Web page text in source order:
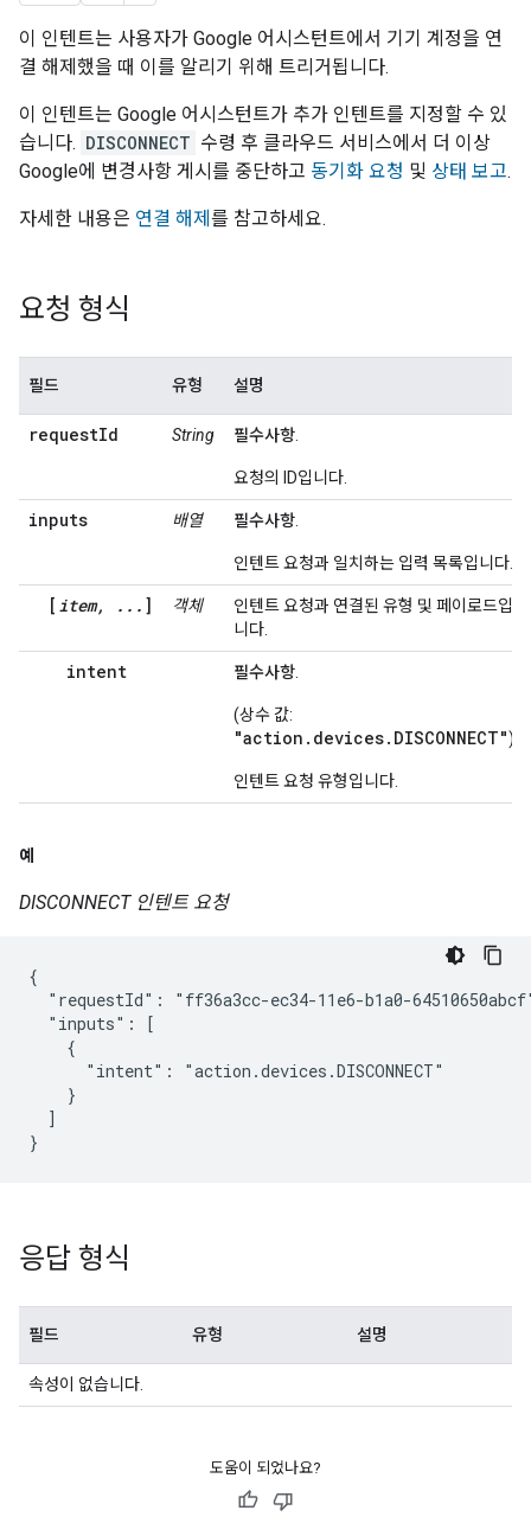
이 인텐트는 사용자가 Google 어시스턴트에서 기기 계정을 연
결 해제했을 때 이를 알리기 위해 트리거됩니다.
이 인텐트는 Google 어시스턴트가 추가 인텐트를 지정할 수 있
습니다. DISCONNECT 수령 후 클라우드 서비스에서 더 이상
Google에 변경사항 게시를 중단하고 동기화 요청 및 상태 보고.
자세한 내용은 연결 해제 를 참고하세요.
요청 형식
필드 유형 설명
requestId String 필수사항
요청의 ID입니다.
inputs 배열 필수사항
인텐트 요청과 일치하는 입력 목록입니다.
[ item, ... ] 객체
인텐트 요청과 연결된 유형 및 페이로드입
니다.
intent 필수사항
(상수 값:
"action.devices.DISCONNECT")
인텐트 요청 유형입니다.
예
DISCONNECT 인텐트 요청
{
"requestId": "ff36a3cc-ec34-11e6-b1a0-
  "inputs": [
    {
      "intent": "action.devices.DISCONNECT"
    }
  ]
}
응답 형식
필드 유형 설명
속성이 없습니다.
도움이 되었나요?